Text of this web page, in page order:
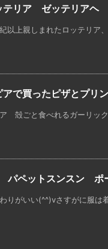
テリア ゼッテリアヘ
以上親しまれたロッテリア
アで買ったピザとプリン
殻ごと食べれるガーリッ
パペットスンスン ポ
りがいい(^^)vさすがに服は